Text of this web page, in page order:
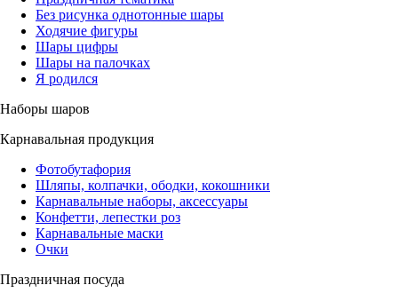
Без рисунка однотонные шары
Ходячие фигуры
Шары цифры
Шары на палочках
Я родился
Наборы шаров
Карнавальная продукция
Фотобутафория
Шляпы, колпачки, ободки, кокошники
Карнавальные наборы, аксессуары
Конфетти, лепестки роз
Карнавальные маски
Очки
Праздничная посуда